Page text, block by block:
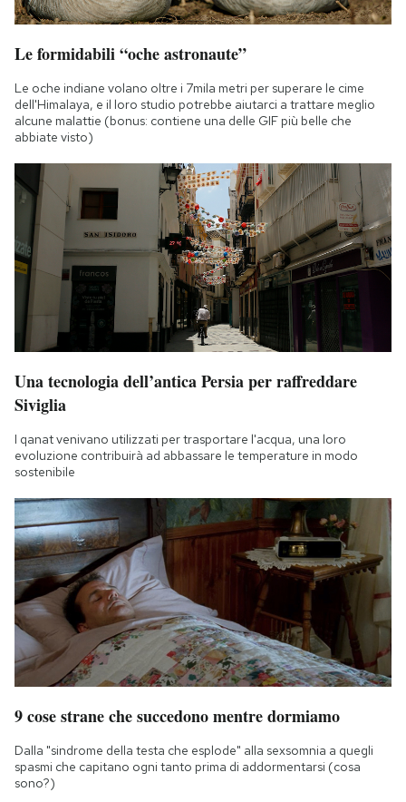
Le formidabili “oche astronaute”
Le oche indiane volano oltre i 7mila metri per superare le cime
dell'Himalaya, e il loro studio potrebbe aiutarci a trattare meglio
alcune malattie (bonus: contiene una delle GIF più belle che
abbiate visto)
Una tecnologia dell’antica Persia per raffreddare
Siviglia
I qanat venivano utilizzati per trasportare l'acqua, una loro
evoluzione contribuirà ad abbassare le temperature in modo
sostenibile
9 cose strane che succedono mentre dormiamo
Dalla "sindrome della testa che esplode" alla sexsomnia a quegli
spasmi che capitano ogni tanto prima di addormentarsi (cosa
sono?)